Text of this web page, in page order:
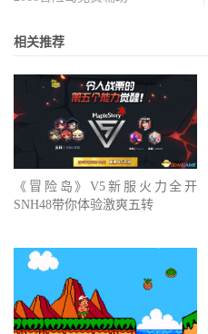
相关推荐
《冒险岛》V5新服火力全开
SNH48带你体验激爽五转